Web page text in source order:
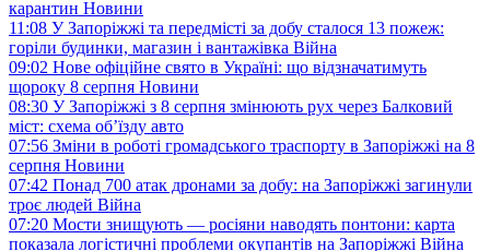
карантин Новини
11:08 У Запоріжжі та передмісті за добу сталося 13 пожеж:
горіли будинки, магазин і вантажівка Війна
09:02 Нове офіційне свято в Україні: що відзначатимуть
щороку 8 серпня Новини
08:30 У Запоріжжі з 8 серпня змінюють рух через Балковий
міст: схема об’їзду авто
07:56 Зміни в роботі громадського траспорту в Запоріжжі на 8
серпня Новини
07:42 Понад 700 атак дронами за добу: на Запоріжжі загинули
троє людей Війна
07:20 Мости знищують — росіяни наводять понтони: карта
показала логістичні проблеми окупантів на Запоріжжі Війна